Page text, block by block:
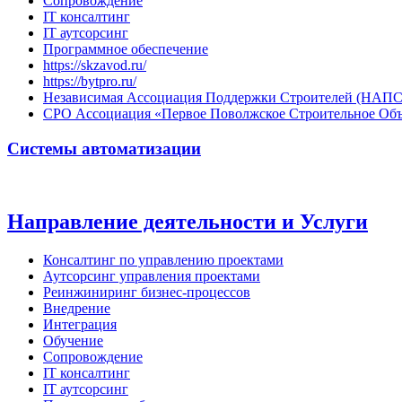
IT консалтинг
IT аутсорсинг
Программное обеспечение
https://skzavod.ru/
https://bytpro.ru/
Независимая Ассоциация Поддержки Строителей
СРО Ассоциация «Первое Поволжское Строительное
Системы автоматизации
Направление деятельности и Услуги
Консалтинг по управлению проектами
Аутсорсинг управления проектами
Реинжиниринг бизнес-процессов
Внедрение
Интеграция
Обучение
Сопровождение
IT консалтинг
IT аутсорсинг